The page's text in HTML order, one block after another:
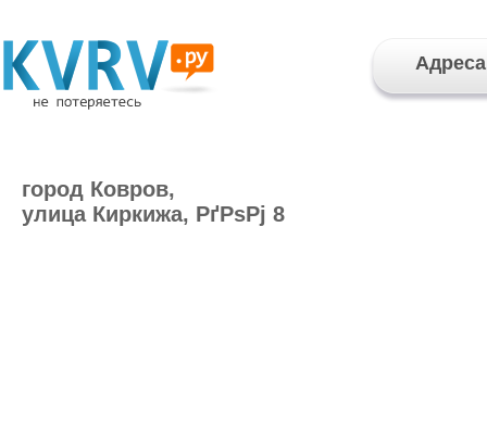
Адреса
город Ковров,
улица Киркижа, РґРѕРј 8